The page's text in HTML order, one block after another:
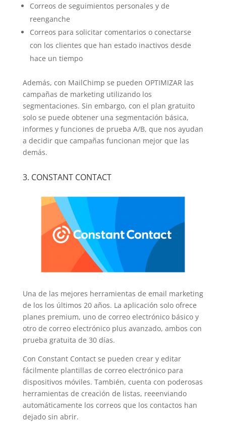
Correos de seguimientos personales y de
reenganche
Correos para solicitar comentarios o conectarse
con los clientes que han estado inactivos desde
hace un tiempo
Además, con MailChimp se pueden OPTIMIZAR las
campañas de marketing utilizando los
segmentaciones. Sin embargo, con el plan gratuito
solo se puede obtener una segmentación básica,
informes y funciones de prueba A/B, que nos ayudan
a decidir que campañas funcionan mejor que las
demás.
3. CONSTANT CONTACT
Una de las mejores herramientas de email marketing
de los los últimos 20 años. La aplicación solo ofrece
planes premium, uno de correo electrónico básico y
otro de correo electrónico plus avanzado, ambos con
prueba gratuita de 30 días.
Con Constant Contact se pueden crear y editar
fácilmente plantillas de correo electrónico para
dispositivos móviles. También, cuenta con poderosas
herramientas de creación de listas, reeenviando
automáticamente los correos que los contactos han
dejado sin abrir.